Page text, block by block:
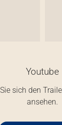
Youtube
sich den
ansehen.